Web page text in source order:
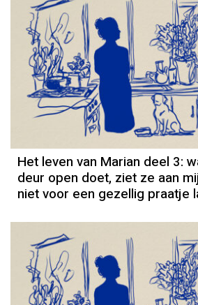
Column
Het leven van Marian deel 3:
deur open doet, ziet ze aan
niet voor een gezellig praatje